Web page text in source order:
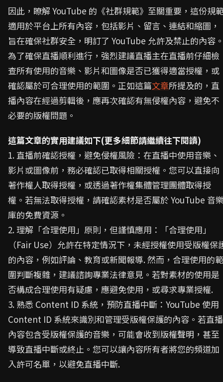
因此，瞭解 YouTube 的《社群規範》至關重要，這份規
適用於平台上所有內容，包括影片、留言、連結和縮圖，
旨在確保社群安全，明訂了 YouTube 允許及禁止的內容
為了確保直播順利進行，強烈建議直播主在直播前仔細檢
查所有使用的音樂、影片和圖像是否已獲得適當授權，或
確認屬於可合理使用的範圍。正如這篇文章所提及的，直
播內容在經過剪輯後，應再次確認有無侵權內容，避免不
必要的版權問題。
這篇文章的實用建議如下(更多細節請繼續往下閱讀)
1. 直播前確認授權，避免侵權風險：在直播中使用音樂、
影片或圖像前，務必確認已取得相關授權。您可以直接向
著作權人取得授權，或透過著作權集體管理團體取得授
權。若無法取得授權，請確認素材是否屬於 YouTube 音
庫的免費資源。
2. 理解「合理使用」原則，但謹慎應用：「合理使用」
（Fair Use）允許在特定情況下，未經授權使用受版權保
的內容，例如評論、教育或新聞報導. 然而，合理使用的範
圍判斷複雜，建議諮詢專業法律意見。若對素材的使用是
否構成合理使用有疑慮，應避免使用，或尋求專業授權.
3. 熟悉 Content ID 系統，預防直播中斷：YouTube 使用
Content ID 系統來識別和管理受版權保護的內容。若直播
內容包含受版權保護的音樂，可能會收到版權聲明，甚至
導致直播中斷或終止。您可以讓內容所有者將您的頻道加
入許可名單，以避免直播中斷.